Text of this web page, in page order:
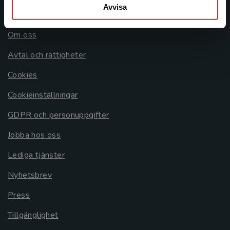
Avvisa
Om oss
Avtal och rättigheter
Cookies
Cookieinställningar
GDPR och personuppgifter
Jobba hos oss
Lediga tjänster
Nyhetsbrev
Press
Tillgänglighet